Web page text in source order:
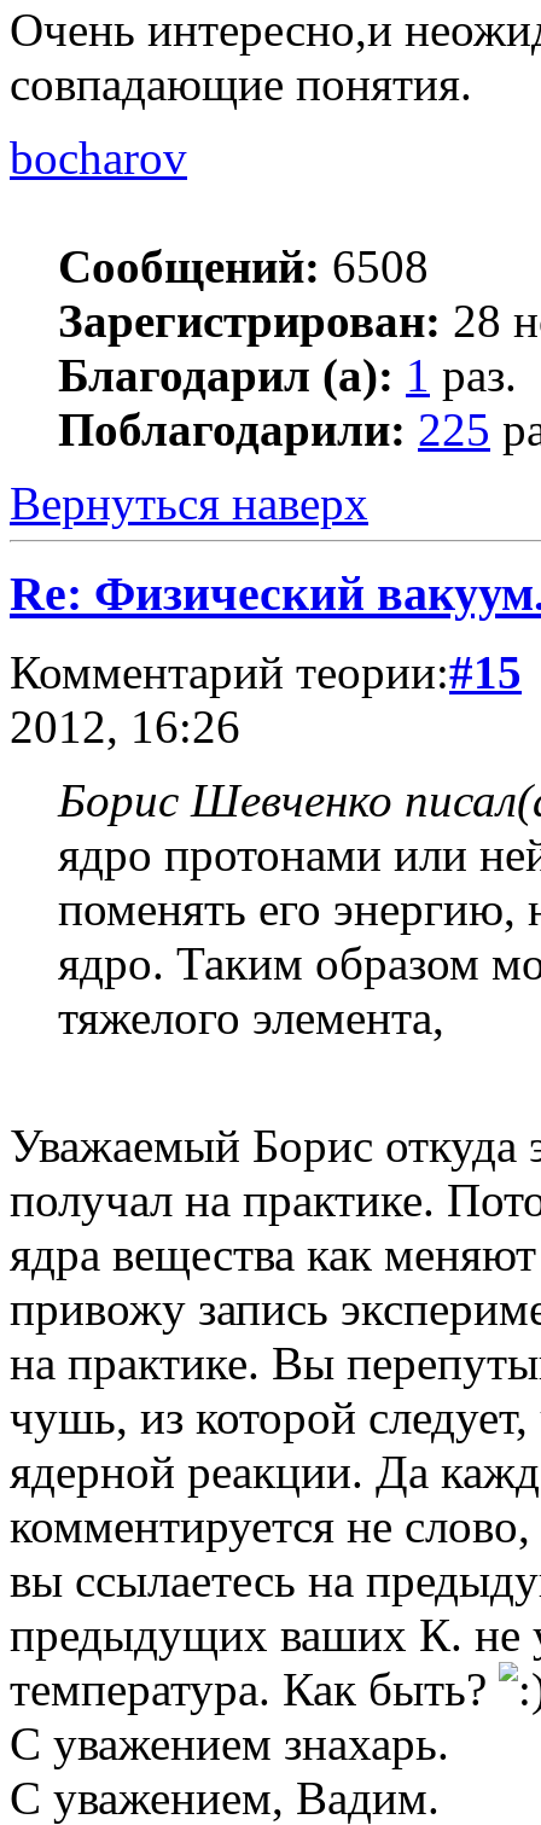
Очень интересно,и
совпадающие понятия.
bocharov
Сообщений: 6508
Зарегистрирован: 28
Благодарил (а): 1 раз.
Поблагодарили: 225
Вернуться наверх
Re: Физический
Комментарий теории:#15
2012, 16:26
Борис Шевченко
ядро протонами или
поменять его энергию,
ядро. Таким образом
тяжелого элемента,
Уважаемый Борис откуда
получал на практике.
ядра вещества как
привожу запись
на практике. Вы
чушь, из которой
ядерной реакции. Да
комментируется не
вы ссылаетесь на
предыдущих ваших К. не
температура. Как быть?
С уважением знахарь.
С уважением, Вадим.